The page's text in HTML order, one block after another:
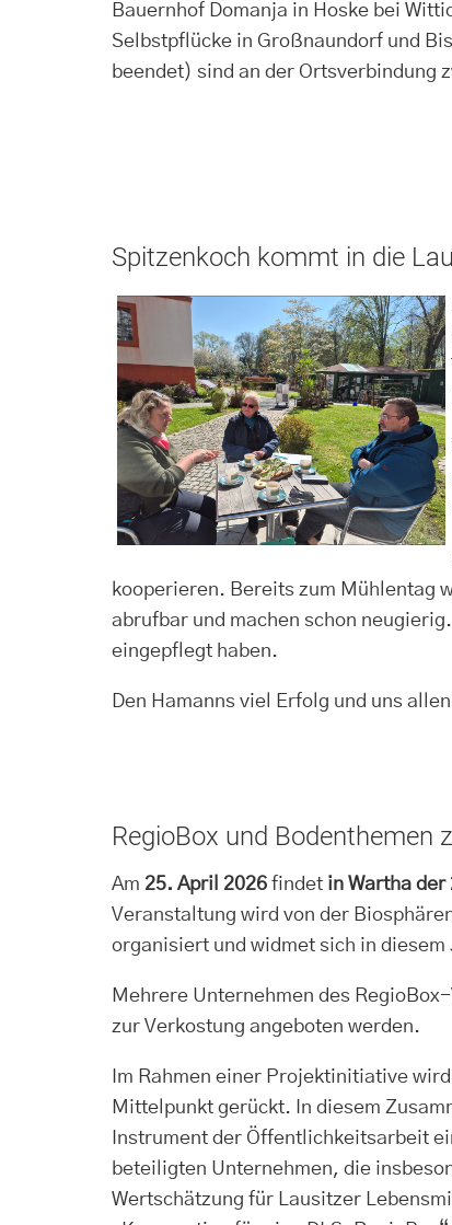
Bauernhof Domanja in Hoske bei
Selbstpflücke in Großnaundorf und
beendet) sind an der Ortsverbindung
Spitzenkoch kommt in die
kooperieren. Bereits zum Mühlentag
abrufbar und machen schon
eingepflegt haben.
Den Hamanns viel Erfolg und uns
RegioBox und
Am 25. April 2026 findet in Wartha
Veranstaltung wird von der
organisiert und widmet sich in
Mehrere Unternehmen des
zur Verkostung angeboten werden.
Im Rahmen einer Projektinitiative
Mittelpunkt gerückt. In diesem
Instrument der Öffentlichkeitsarbeit
beteiligten Unternehmen, die
Wertschätzung für Lausitzer